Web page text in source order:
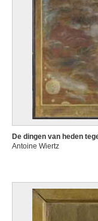
De dingen van heden
Antoine Wiertz